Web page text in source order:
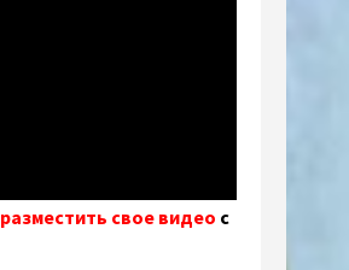
разместить свое видео с